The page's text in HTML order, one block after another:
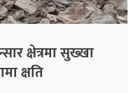
क्षेत्रमा सुख्खा
क्षति